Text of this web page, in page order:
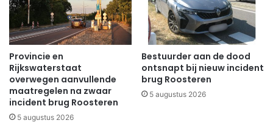
Provincie en
Rijkswaterstaat
overwegen aanvullende
maatregelen na zwaar
incident brug Roosteren
5 augustus 2026
Bestuurder aan de dood
ontsnapt bij nieuw incident
brug Roosteren
5 augustus 2026